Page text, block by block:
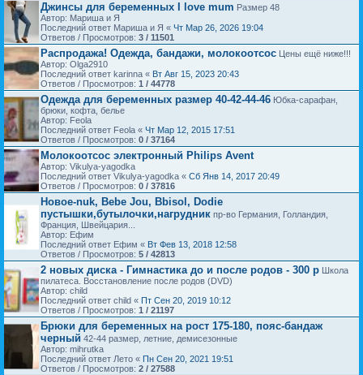
Джинсы для беременных I love mum Размер 48
Автор: Мариша и Я
Последний ответ Мариша и Я « Чт Мар 26, 2026 19:04
Ответов / Просмотров: 3 / 11501
Распродажа! Одежда, бандажи, молокоотсос Цены ещё ниже!!!
Автор: Olga2910
Последний ответ karinna « Вт Авг 15, 2023 20:43
Ответов / Просмотров: 1 / 44778
Одежда для беременных размер 40-42-44-46 Юбка-сарафан,
брюки, кофта, белье
Автор: Feola
Последний ответ Feola « Чт Мар 12, 2015 17:51
Ответов / Просмотров: 0 / 37164
Молокоотсос электронный Philips Avent
Автор: Vikulya-yagodka
Последний ответ Vikulya-yagodka « Сб Янв 14, 2017 20:49
Ответов / Просмотров: 0 / 37816
Новое-nuk, Bebe Jou, Bbisol, Dodie
пустышки,бутылочки,нагрудник пр-во Германия, Голландия,
Франция, Швейцария...
Автор: Ефим
Последний ответ Ефим « Вт Фев 13, 2018 12:58
Ответов / Просмотров: 5 / 42813
2 новых диска - Гимнастика до и после родов - 300 р Школа
пилатеса. Восстановление после родов (DVD)
Автор: child
Последний ответ child « Пт Сен 20, 2019 10:12
Ответов / Просмотров: 1 / 21197
Брюки для беременных на рост 175-180, пояс-бандаж
черный 42-44 размер, летние, демисезонные
Автор: mihrutka
Последний ответ Лето « Пн Сен 20, 2021 19:51
Ответов / Просмотров: 2 / 27588